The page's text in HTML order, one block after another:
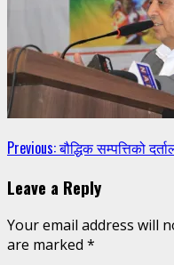
Continue
Reading
Previous:बौद्धिक सम्पत्तिको
Leave a Reply
Your email address will
are marked *